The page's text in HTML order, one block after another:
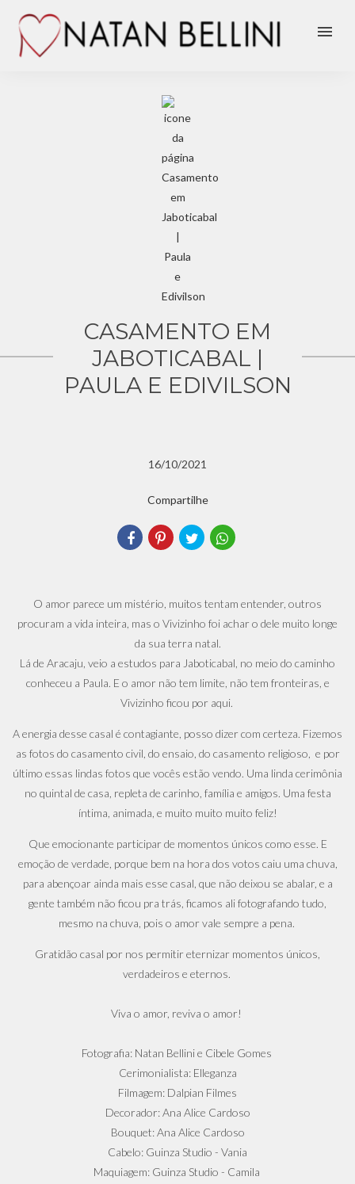
menu
CASAMENTO EM
JABOTICABAL |
PAULA E EDIVILSON
16/10/2021
Compartilhe
O amor parece um mistério, muitos tentam entender, outros
procuram a vida inteira, mas o Vivizinho foi achar o dele muito longe
da sua terra natal.
Lá de Aracaju, veio a estudos para Jaboticabal, no meio do caminho
conheceu a Paula. E o amor não tem limite, não tem fronteiras, e
Vivizinho ficou por aqui.
A energia desse casal é contagiante, posso dizer com certeza. Fizemos
as fotos do casamento civil, do ensaio, do casamento religioso, e por
último essas lindas fotos que vocês estão vendo. Uma linda cerimônia
no quintal de casa, repleta de carinho, família e amigos. Uma festa
íntima, animada, e muito muito muito feliz!
Que emocionante participar de momentos únicos como esse. E
emoção de verdade, porque bem na hora dos votos caiu uma chuva,
para abençoar ainda mais esse casal, que não deixou se abalar, e a
gente também não ficou pra trás, ficamos ali fotografando tudo,
mesmo na chuva, pois o amor vale sempre a pena.
Gratidão casal por nos permitir eternizar momentos únicos,
verdadeiros e eternos.
Viva o amor, reviva o amor!
Fotografia: Natan Bellini e Cibele Gomes
Cerimonialista: Elleganza
Filmagem: Dalpian Filmes
Decorador: Ana Alice Cardoso
Bouquet: Ana Alice Cardoso
Cabelo: Guinza Studio - Vania
Maquiagem: Guinza Studio - Camila